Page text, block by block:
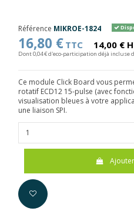
Référence MIKROE-1824
16,80 € TTC 14,00 €
Dont 0,04 € d'eco-participation déjà incluse
Ce module Click Board vous
rotatif ECD12 15-pulse (avec
visualisation bleues à votre
une liaison SPI.